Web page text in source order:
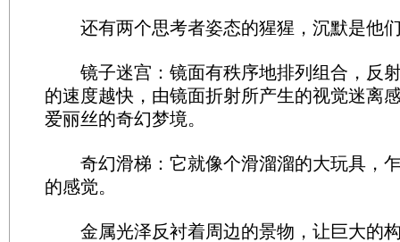
还有两个思考者姿态的猩猩，沉默是他
镜子迷宫：镜面有秩序地排列组合，反
的速度越快，由镜面折射所产生的视觉迷离
爱丽丝的奇幻梦境。
奇幻滑梯：它就像个滑溜溜的大玩具，
的感觉。
金属光泽反衬着周边的景物，让巨大的